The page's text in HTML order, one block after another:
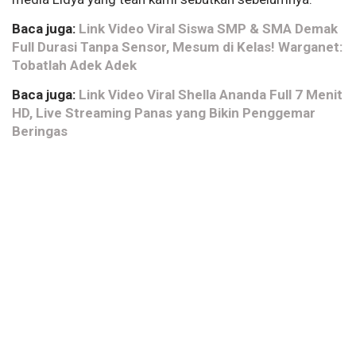
Baca juga: Link Video Viral Siswa SMP & SMA Demak
Full Durasi Tanpa Sensor, Mesum di Kelas! Warganet:
Tobatlah Adek Adek
Baca juga: Link Video Viral Shella Ananda Full 7 Menit
HD, Live Streaming Panas yang Bikin Penggemar
Beringas